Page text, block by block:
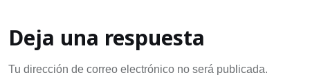
Deja una respuesta
Tu dirección de correo electrónico no será publicada.